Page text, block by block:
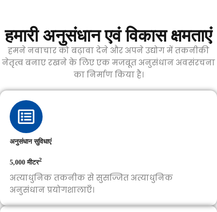
हमारी अनुसंधान एवं विकास क्षमताएं
हमने नवाचार को बढ़ावा देने और अपने उद्योग में तकनीकी
नेतृत्व बनाए रखने के लिए एक मजबूत अनुसंधान अवसंरचना
का निर्माण किया है।
अनुसंधान सुविधाएं
5,000 मीटर²
अत्याधुनिक तकनीक से सुसज्जित अत्याधुनिक
अनुसंधान प्रयोगशालाएँ।